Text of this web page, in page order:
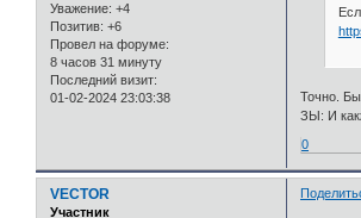
Уважение: +4
Позитив: +6
Провел на форуме:
8 часов 31 минуту
Последний визит:
01-02-2024 23:03:38
Точно.
ЗЫ: И
0
VECTOR
Участник